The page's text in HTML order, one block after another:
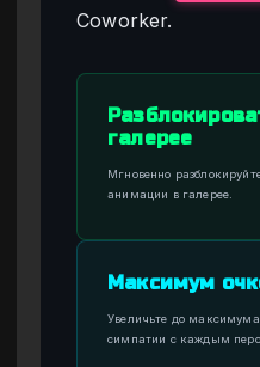
Coworker.
галерее
Мгновенно
анимации в галерее.
Максимум
Увеличьте до
симпатии с каждым